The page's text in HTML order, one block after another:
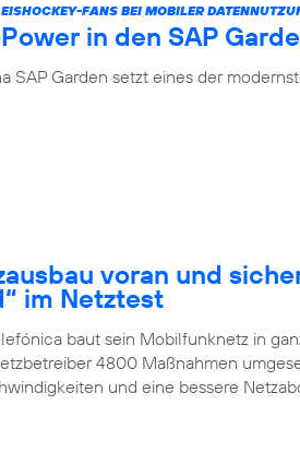
FANS BEI MOBILER
in den SAP
SAP Garden setzt eines der
voran und
im Netztest
baut sein Mobilfunknetz in
4800 Maßnahmen
und eine bessere